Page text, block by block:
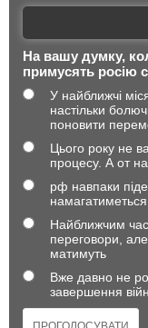
На вашу думку,
примусять росію
У найближчі
настільки
поновити
Цього року не
процесу. А от
рф навпаки
Найближчим
переговори,
матимуть
Вже давно не
завершення